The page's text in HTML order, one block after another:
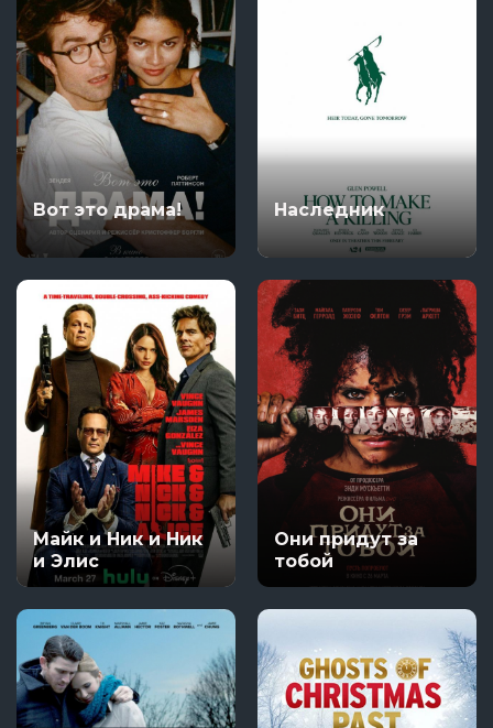
Вот это драма! Наследник
Майк и Ник и Ник
и Элис
Они придут за
тобой